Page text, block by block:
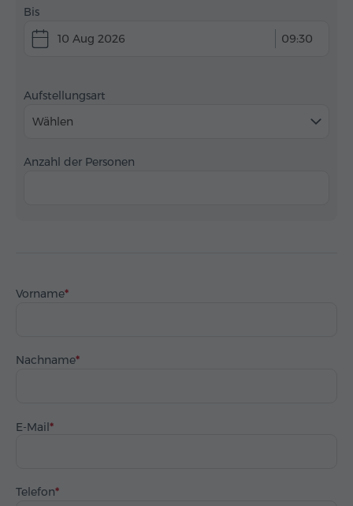
Bis
10 Aug 2026
09:30
Aufstellungsart
Wählen
Anzahl der Personen
Vorname
Nachname
E-Mail
Telefon